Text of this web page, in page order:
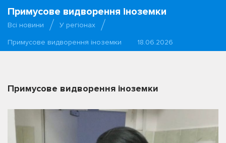
Примусове видворення іноземки
Всі новини
У регіонах
Примусове видворення іноземки
18.06.2026
Примусове видворення іноземки